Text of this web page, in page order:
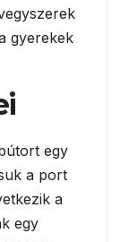
gyerekek
egy
a port
a
egy